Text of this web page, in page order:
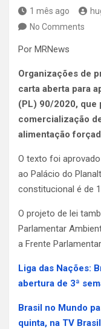
1 mês ago
No Comments
Por MRNews
Organizações de
carta aberta para
(PL) 90/2020, que
comercialização
alimentação
O texto foi
ao Palácio do
constitucional é de
O projeto de lei
Parlamentar
a Frente
Liga das Nações:
abertura de 3ª
Brasil no Mundo
quinta, na TV Brasil